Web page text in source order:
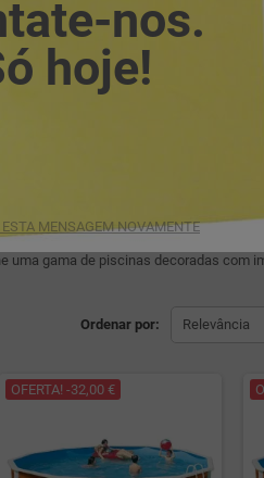
uma gama de piscinas decoradas com
Ordenar por: Relevância
OFERTA! -32,00 €
nos.
hoje!
MENSAGEM NOVAMENTE